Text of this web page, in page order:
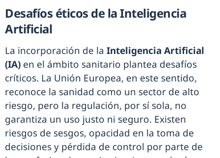
Desafíos éticos de la Inteligencia
Artificial
La incorporación de la Inteligencia Artificial
(IA) en el ámbito sanitario plantea desafíos
críticos. La Unión Europea, en este sentido,
reconoce la sanidad como un sector de alto
riesgo, pero la regulación, por sí sola, no
garantiza un uso justo ni seguro. Existen
riesgos de sesgos, opacidad en la toma de
decisiones y pérdida de control por parte de